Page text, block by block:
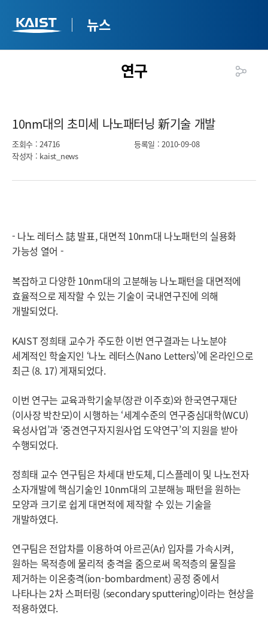
뉴스
연구
10nm대의 초미세 나노패터닝 新기술 개발​
조회수 : 24716 등록일 : 2010-09-08
작성자 : kaist_news
- 나노 레터스 誌 발표, 대면적 10nm대 나노패턴의 실용화
가능성 열어 -
복잡하고 다양한 10nm대의 고분해능 나노패턴을 대면적에
효율적으로 제작할 수 있는 기술이 국내연구진에 의해
개발되었다.
KAIST 정희태 교수가 주도한 이번 연구결과는 나노분야
세계적인 학술지인 ‘나노 레터스(Nano Letters)’에 온라인으로
최근 (8. 17) 게재되었다.
이번 연구는 교육과학기술부(장관 이주호)와 한국연구재단
(이사장 박찬모)이 시행하는 ‘세계수준의 연구중심대학(WCU)
육성사업’과 ‘중견연구자지원사업 도약연구’의 지원을 받아
수행되었다.
정희태 교수 연구팀은 차세대 반도체, 디스플레이 및 나노전자
소자개발에 핵심기술인 10nm대의 고분해능 패턴을 원하는
모양과 크기로 쉽게 대면적에 제작할 수 있는 기술을
개발하였다.
연구팀은 전압차를 이용하여 아르곤(Ar) 입자를 가속시켜,
원하는 목적층에 물리적 충격을 줌으로써 목적층의 물질을
제거하는 이온충격(ion-bombardment) 공정 중에서
나타나는 2차 스퍼터링 (secondary sputtering)이라는 현상을
적용하였다.